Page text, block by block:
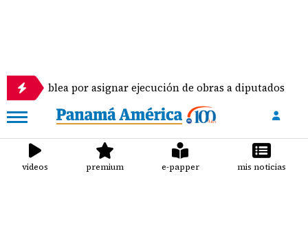
por asignar ejecución de obras a diputados
videos premium e-papper mis noticias